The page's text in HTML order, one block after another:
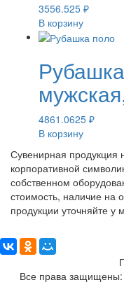
3556.525 ₽
В корзину
4861.0625 ₽
В корзину
Сувенирная продукция
корпоративной
собственном
стоимость, наличие на
продукции уточняйте у
Все права защищены: